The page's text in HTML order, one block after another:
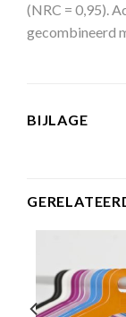
(NRC = 0,95).
gecombineerd
BIJLAGE